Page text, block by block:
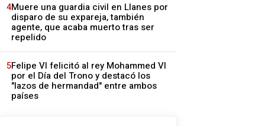
4Muere una guardia civil en Llanes por
disparo de su expareja, también
agente, que acaba muerto tras ser
repelido
5Felipe VI felicitó al rey Mohammed VI
por el Día del Trono y destacó los
"lazos de hermandad" entre ambos
países